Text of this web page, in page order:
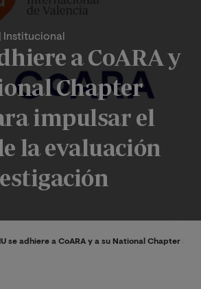
CO
| Institucional
a CoARA y
Chapter
impulsar el
la evaluación
se adhiere a CoARA y a su National Chapter